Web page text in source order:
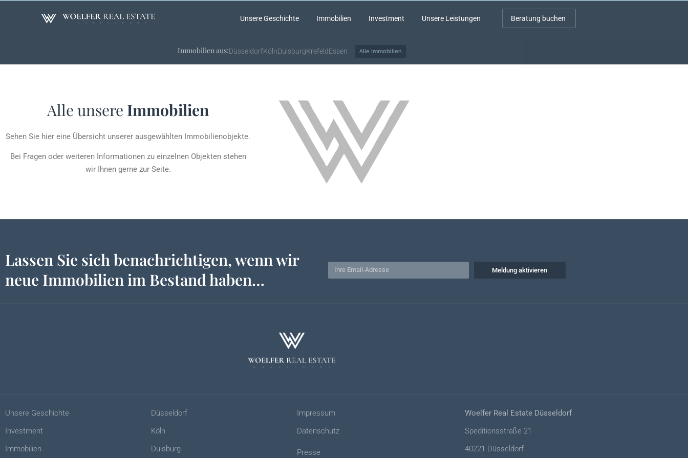
Unsere Geschichte Immobilien Investment Unsere Leistungen Beratung buchen
Immobilien aus:DüsseldorfKölnDuisburgKrefeldEssen Alle Immobilien
Alle unsere Immobilien
Sehen Sie hier eine Übersicht unserer ausgewählten Immobilienobjekte.
Bei Fragen oder weiteren Informationen zu einzelnen Objekten stehen
wir Ihnen gerne zur Seite.
Lassen Sie sich benachrichtigen, wenn wir
neue Immobilien im Bestand haben…
Meldung aktivieren
Unsere Geschichte
Investment
Immobilien
Düsseldorf
Köln
Duisburg
Impressum
Datenschutz
Presse
Woelfer Real Estate Düsseldorf
Speditionsstraße 21
40221 Düsseldorf